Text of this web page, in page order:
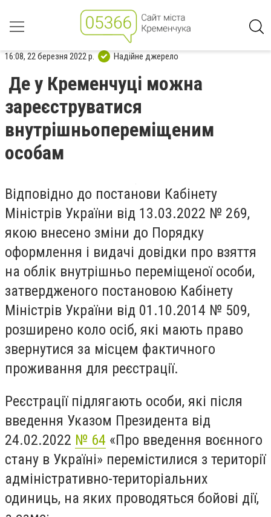
16:08, 22 березня 2022 р. Надійне джерело
Де у Кременчуці можна
зареєструватися
внутрішньопереміщеним
особам
Відповідно до постанови Кабінету
Міністрів України від 13.03.2022 № 269,
якою внесено зміни до Порядку
оформлення і видачі довідки про взяття
на облік внутрішньо переміщеної особи,
затвердженого постановою Кабінету
Міністрів України від 01.10.2014 № 509,
розширено коло осіб, які мають право
звернутися за місцем фактичного
проживання для реєстрації.
Реєстрації підлягають особи, які після
введення Указом Президента від
24.02.2022 № 64 «Про введення воєнного
стану в Україні» перемістилися з території
адміністративно-територіальних
одиниць, на яких проводяться бойові дії,